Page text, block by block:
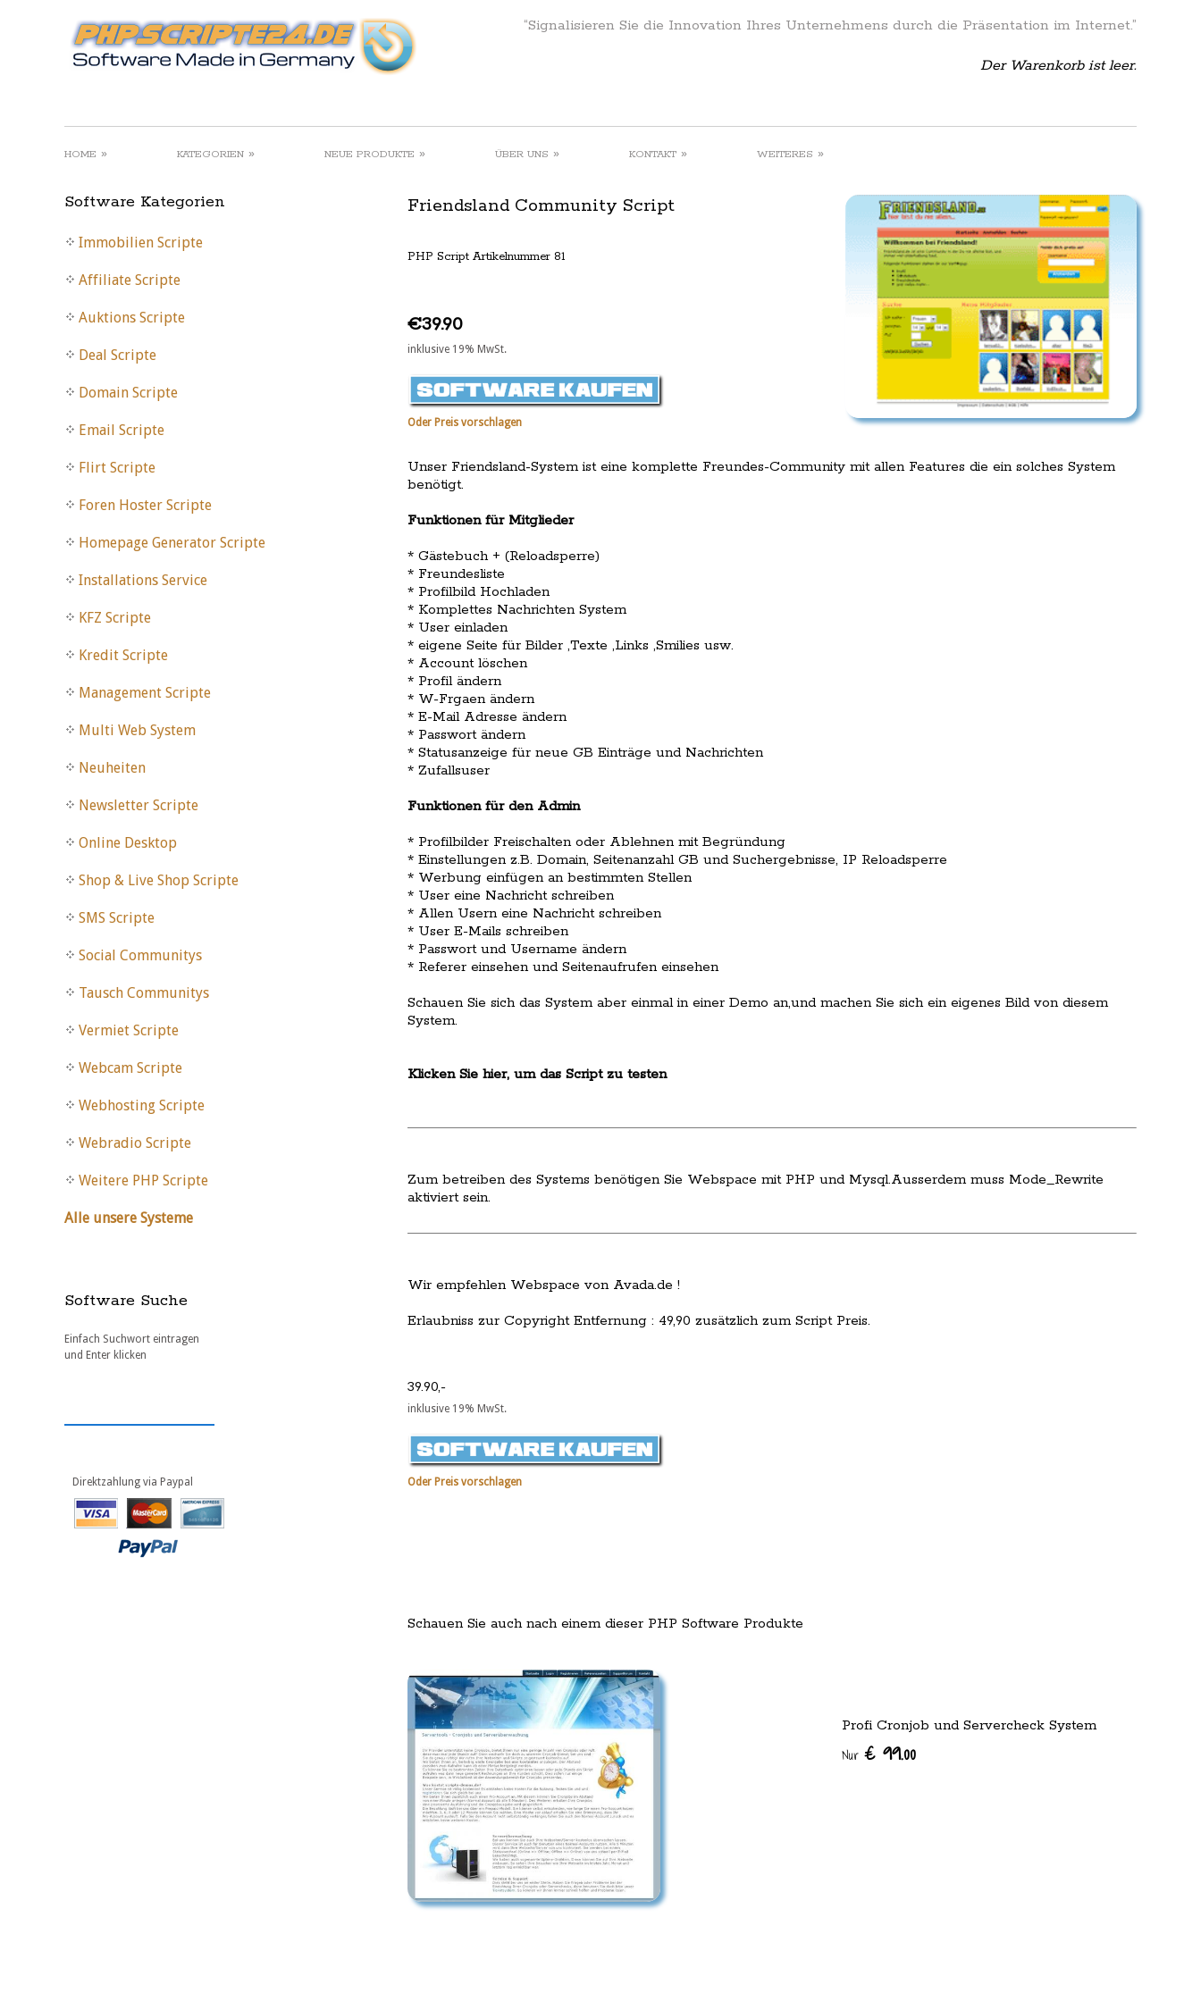
“Signalisieren Sie die Innovation Ihres Unternehmens durch die Präsentation im Internet.”
Der Warenkorb ist leer.
HOME » KATEGORIEN » NEUE PRODUKTE » ÜBER UNS » KONTAKT » WEITERES »
Friendsland Community Script
PHP Script Artikelnummer 81
€39.90
inklusive 19% MwSt.
Oder Preis vorschlagen
Unser Friendsland-System ist eine komplette Freundes-Community mit allen Features die ein solches System
benötigt.
Funktionen für Mitglieder
* Gästebuch + (Reloadsperre)
* Freundesliste
* Profilbild Hochladen
* Komplettes Nachrichten System
* User einladen
* eigene Seite für Bilder ,Texte ,Links ,Smilies usw.
* Account löschen
* Profil ändern
* W-Frgaen ändern
* E-Mail Adresse ändern
* Passwort ändern
* Statusanzeige für neue GB Einträge und Nachrichten
* Zufallsuser
Funktionen für den Admin
* Profilbilder Freischalten oder Ablehnen mit Begründung
* Einstellungen z.B. Domain, Seitenanzahl GB und Suchergebnisse, IP Reloadsperre
* Werbung einfügen an bestimmten Stellen
* User eine Nachricht schreiben
* Allen Usern eine Nachricht schreiben
* User E-Mails schreiben
* Passwort und Username ändern
* Referer einsehen und Seitenaufrufen einsehen
Schauen Sie sich das System aber einmal in einer Demo an,und machen Sie sich ein eigenes Bild von diesem
System.
Klicken Sie hier, um das Script zu testen
Zum betreiben des Systems benötigen Sie Webspace mit PHP und Mysql.Ausserdem muss Mode_Rewrite
aktiviert sein.
Wir empfehlen Webspace von Avada.de !
Erlaubniss zur Copyright Entfernung : 49,90 zusätzlich zum Script Preis.
39.90,-
inklusive 19% MwSt.
Oder Preis vorschlagen
Schauen Sie auch nach einem dieser PHP Software Produkte
Profi Cronjob und Servercheck System
Nur € 99.00
Software Kategorien
Immobilien Scripte
Affiliate Scripte
Auktions Scripte
Deal Scripte
Domain Scripte
Email Scripte
Flirt Scripte
Foren Hoster Scripte
Homepage Generator Scripte
Installations Service
KFZ Scripte
Kredit Scripte
Management Scripte
Multi Web System
Neuheiten
Newsletter Scripte
Online Desktop
Shop & Live Shop Scripte
SMS Scripte
Social Communitys
Tausch Communitys
Vermiet Scripte
Webcam Scripte
Webhosting Scripte
Webradio Scripte
Weitere PHP Scripte
Alle unsere Systeme
Software Suche
Einfach Suchwort eintragen
und Enter klicken
Direktzahlung via Paypal